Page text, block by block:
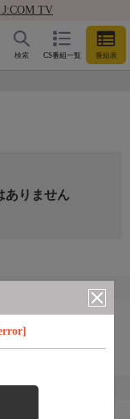
TV
CS番組一覧 番組表
検索
ありません